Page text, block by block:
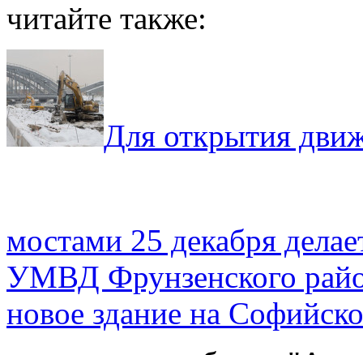
читайте также:
Для открытия
мостами 25 декабря
УМВД Фрунзенского
новое здание на